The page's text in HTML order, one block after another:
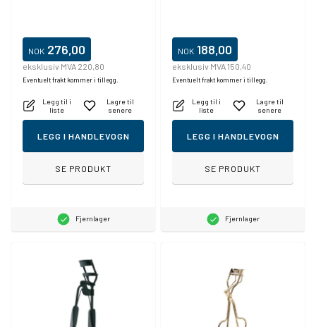
NOK 276,00
eksklusiv MVA 220,80
Eventuelt frakt kommer i tillegg.
Legg til i
liste
Lagre til
senere
LEGG I HANDLEVOGN
SE PRODUKT
Fjernlager
NOK 188,00
eksklusiv MVA 150,40
Eventuelt frakt kommer i tillegg.
Legg til i
liste
Lagre til
senere
LEGG I HANDLEVOGN
SE PRODUKT
Fjernlager